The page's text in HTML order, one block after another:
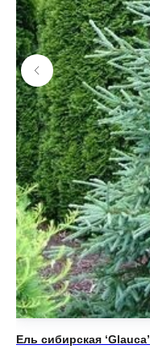
Ель сибирская ‘Glauca’